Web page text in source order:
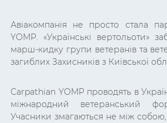
Авіакомпанія не просто стала
YOMP. «Українські вертольоти»
марш-кидку групи ветеранів та
загиблих Захисників з Київської
Carpathian YOMP проводять в
міжнародний ветеранський
Учасники змагаються не між